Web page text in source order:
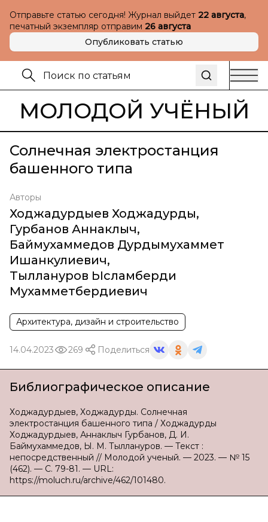
Отправьте статью сегодня! Журнал выйдет 22 августа,
печатный экземпляр отправим 26 августа
Опубликовать статью
МОЛОДОЙ УЧЁНЫЙ
Солнечная электростанция
башенного типа
Авторы
Ходжадурдыев Ходжадурды,
Гурбанов Аннаклыч,
Баймухаммедов Дурдымухаммет
Ишанкулиевич,
Тыллануров Ысламберди
Мухамметбердиевич
Архитектура, дизайн и строительство
14.04.2023 269 Поделиться
Библиографическое описание
Ходжадурдыев, Ходжадурды. Солнечная
электростанция башенного типа / Ходжадурды
Ходжадурдыев, Аннаклыч Гурбанов, Д. И.
Баймухаммедов, Ы. М. Тыллануров. — Текст :
непосредственный // Молодой ученый. — 2023. — № 15
(462). — С. 79-81. — URL:
https://moluch.ru/archive/462/101480.